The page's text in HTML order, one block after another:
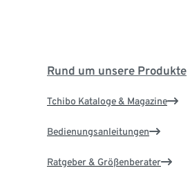
Rund um unsere Produkte
Tchibo Kataloge & Magazine
Bedienungsanleitungen
Ratgeber & Größenberater